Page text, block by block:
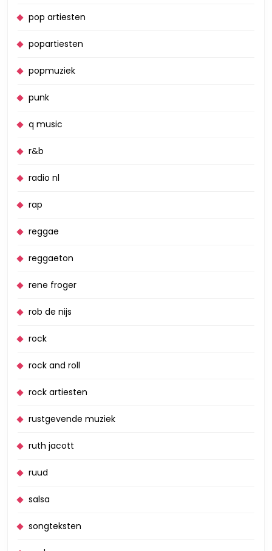
pop artiesten
popartiesten
popmuziek
punk
q music
r&b
radio nl
rap
reggae
reggaeton
rene froger
rob de nijs
rock
rock and roll
rock artiesten
rustgevende muziek
ruth jacott
ruud
salsa
songteksten